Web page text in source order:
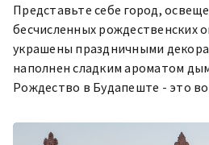
Представьте себе город,
бесчисленных рождественских
украшены праздничными
наполнен сладким ароматом
Рождество в Будапеште - это